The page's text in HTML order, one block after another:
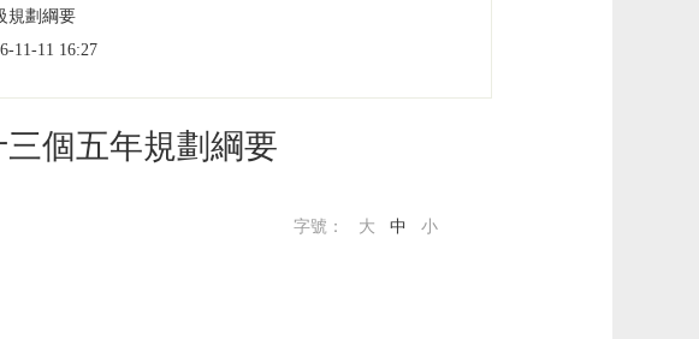
規劃綱要
11-11 16:27
個五年規劃綱要
字號： 大 中 小